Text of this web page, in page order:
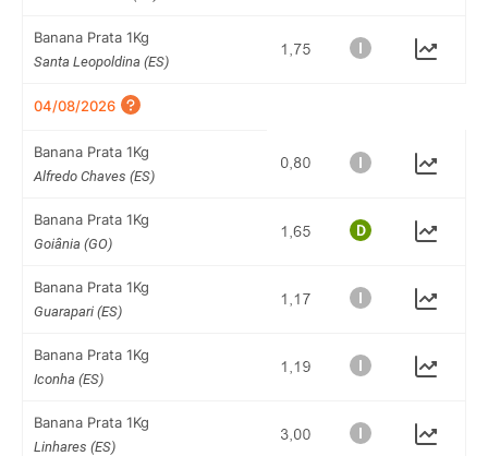
Banana Prata 1Kg
Santa Leopoldina (ES)
04/08/2026
Banana Prata 1Kg
Alfredo Chaves (ES)
Banana Prata 1Kg
Goiânia (GO)
Banana Prata 1Kg
Guarapari (ES)
Banana Prata 1Kg
Iconha (ES)
Banana Prata 1Kg
Linhares (ES)